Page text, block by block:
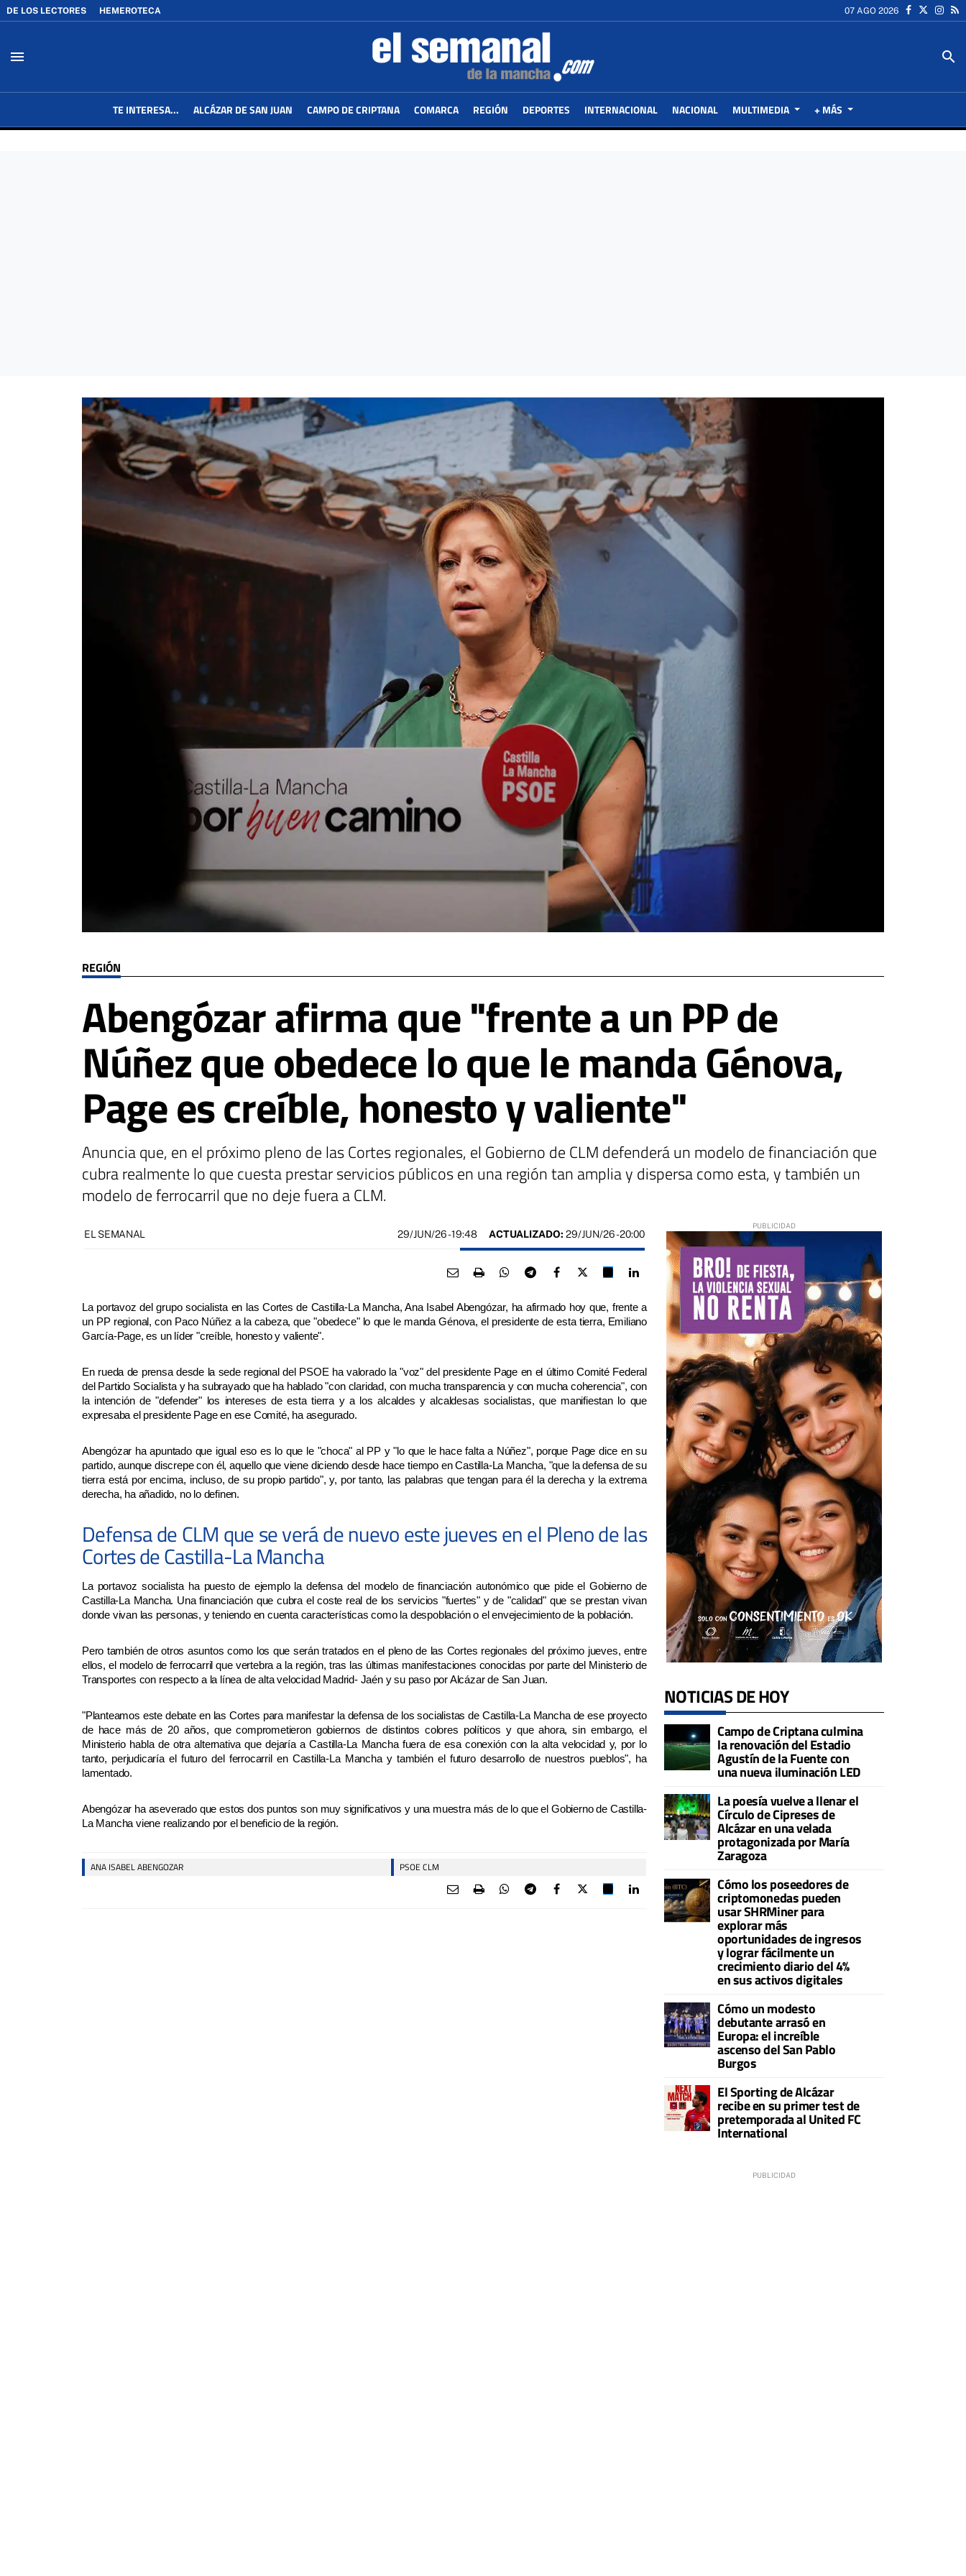
DE LOS LECTORES HEMEROTECA 07 AGO 2026
menu search
TE INTERESA... ALCÁZAR DE SAN JUAN CAMPO DE CRIPTANA COMARCA REGIÓN DEPORTES INTERNACIONAL NACIONAL MULTIMEDIA + MÁS
REGIÓN
Abengózar afirma que "frente a un PP de
Núñez que obedece lo que le manda Génova,
Page es creíble, honesto y valiente"
Anuncia que, en el próximo pleno de las Cortes regionales, el Gobierno de CLM defenderá un modelo de financiación que
cubra realmente lo que cuesta prestar servicios públicos en una región tan amplia y dispersa como esta, y también un
modelo de ferrocarril que no deje fuera a CLM.
EL SEMANAL 29/JUN/26- 19:48 ACTUALIZADO: 29/JUN/26 - 20:00
La portavoz del grupo socialista en las Cortes de Castilla-La Mancha, Ana Isabel Abengózar, ha afirmado hoy que, frente a
un PP regional, con Paco Núñez a la cabeza, que "obedece" lo que le manda Génova, el presidente de esta tierra, Emiliano
García-Page, es un líder "creíble, honesto y valiente".
En rueda de prensa desde la sede regional del PSOE ha valorado la "voz" del presidente Page en el último Comité Federal
del Partido Socialista y ha subrayado que ha hablado "con claridad, con mucha transparencia y con mucha coherencia", con
la intención de "defender" los intereses de esta tierra y a los alcaldes y alcaldesas socialistas, que manifiestan lo que
expresaba el presidente Page en ese Comité, ha asegurado.
Abengózar ha apuntado que igual eso es lo que le "choca" al PP y "lo que le hace falta a Núñez", porque Page dice en su
partido, aunque discrepe con él, aquello que viene diciendo desde hace tiempo en Castilla-La Mancha, "que la defensa de su
tierra está por encima, incluso, de su propio partido", y, por tanto, las palabras que tengan para él la derecha y la extrema
derecha, ha añadido, no lo definen.
Defensa de CLM que se verá de nuevo este jueves en el Pleno de las
Cortes de Castilla-La Mancha
La portavoz socialista ha puesto de ejemplo la defensa del modelo de financiación autonómico que pide el Gobierno de
Castilla-La Mancha. Una financiación que cubra el coste real de los servicios "fuertes" y de "calidad" que se prestan vivan
donde vivan las personas, y teniendo en cuenta características como la despoblación o el envejecimiento de la población.
Pero también de otros asuntos como los que serán tratados en el pleno de las Cortes regionales del próximo jueves, entre
ellos, el modelo de ferrocarril que vertebra a la región, tras las últimas manifestaciones conocidas por parte del Ministerio de
Transportes con respecto a la línea de alta velocidad Madrid- Jaén y su paso por Alcázar de San Juan.
"Planteamos este debate en las Cortes para manifestar la defensa de los socialistas de Castilla-La Mancha de ese proyecto
de hace más de 20 años, que comprometieron gobiernos de distintos colores políticos y que ahora, sin embargo, el
Ministerio habla de otra alternativa que dejaría a Castilla-La Mancha fuera de esa conexión con la alta velocidad y, por lo
tanto, perjudicaría el futuro del ferrocarril en Castilla-La Mancha y también el futuro desarrollo de nuestros pueblos", ha
lamentado.
Abengózar ha aseverado que estos dos puntos son muy significativos y una muestra más de lo que el Gobierno de Castilla-
La Mancha viene realizando por el beneficio de la región.
ANA ISABEL ABENGOZAR PSOE CLM
NOTICIAS DE HOY
Campo de Criptana culmina
la renovación del Estadio
Agustín de la Fuente con
una nueva iluminación LED
La poesía vuelve a llenar el
Círculo de Cipreses de
Alcázar en una velada
protagonizada por María
Zaragoza
Cómo los poseedores de
criptomonedas pueden
usar SHRMiner para
explorar más
oportunidades de ingresos
y lograr fácilmente un
crecimiento diario del 4%
en sus activos digitales
Cómo un modesto
debutante arrasó en
Europa: el increíble
ascenso del San Pablo
Burgos
El Sporting de Alcázar
recibe en su primer test de
pretemporada al United FC
International